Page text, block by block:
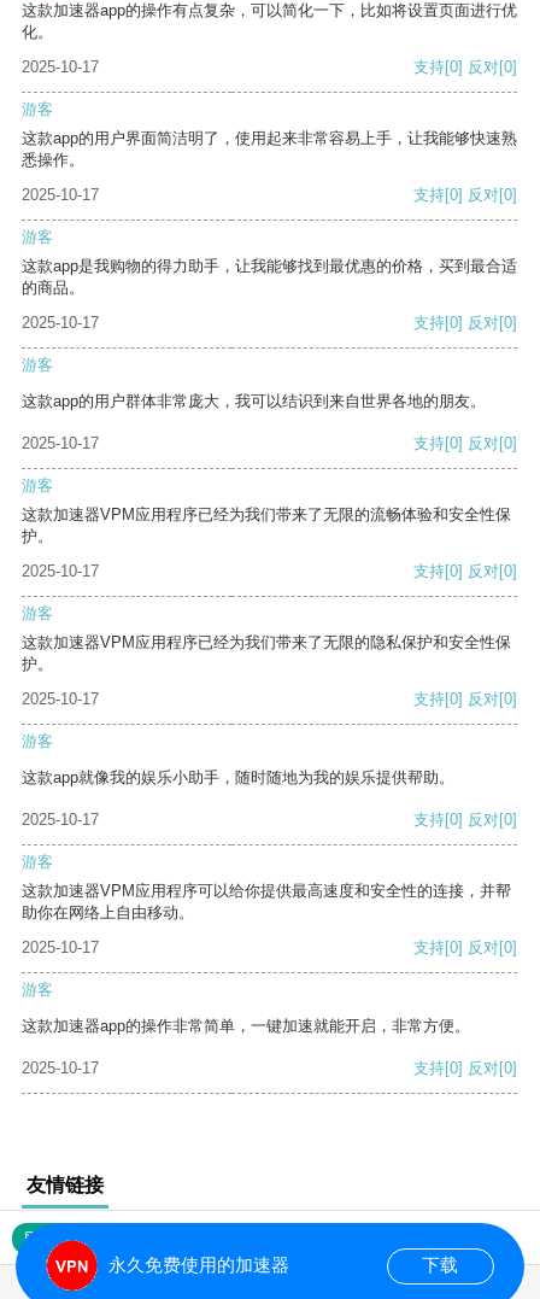
这款加速器app的操作有点复杂，可以简化一下，比如将设置页面进行优
化。
2025-10-17
支持[0] 反对[0]
游客
这款app的用户界面简洁明了，使用起来非常容易上手，让我能够快速熟
悉操作。
2025-10-17
支持[0] 反对[0]
游客
这款app是我购物的得力助手，让我能够找到最优惠的价格，买到最合适
的商品。
2025-10-17
支持[0] 反对[0]
游客
这款app的用户群体非常庞大，我可以结识到来自世界各地的朋友。
2025-10-17 支持[0] 反对[0]
游客
这款加速器VPM应用程序已经为我们带来了无限的流畅体验和安全性保
护。
2025-10-17
支持[0] 反对[0]
游客
这款加速器VPM应用程序已经为我们带来了无限的隐私保护和安全性保
护。
2025-10-17
支持[0] 反对[0]
游客
这款app就像我的娱乐小助手，随时随地为我的娱乐提供帮助。
2025-10-17 支持[0] 反对[0]
游客
这款加速器VPM应用程序可以给你提供最高速度和安全性的连接，并帮
助你在网络上自由移动。
2025-10-17
支持[0] 反对[0]
游客
这款加速器app的操作非常简单，一键加速就能开启，非常方便。
2025-10-17 支持[0] 反对[0]
友情链接
网站地图
永久免费使用的加速器 下载